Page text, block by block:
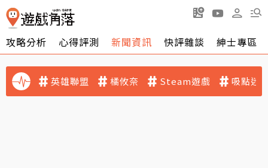
攻略分析 心得評測 新聞資訊 快評雜談 紳士專區
英雄聯盟 橘攸奈 Steam遊戲 吸點迷